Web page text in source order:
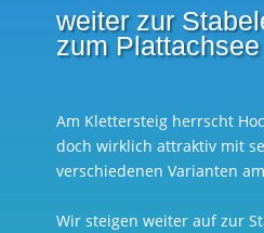
weiter zur
zum Plattachsee
Am Klettersteig herrscht
doch wirklich attraktiv mit
verschiedenen Varianten
Wir steigen weiter auf zur